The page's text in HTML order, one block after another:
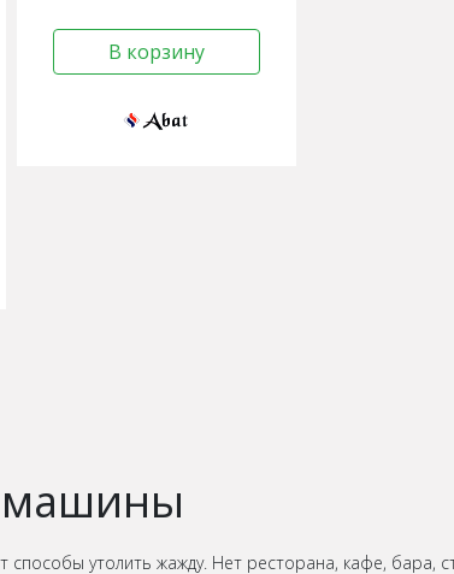
В корзину
машины
утолить жажду. Нет ресторана, кафе, бара,